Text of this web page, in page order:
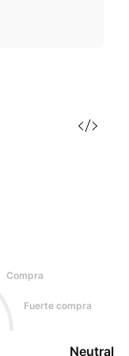
Compra
Fuerte compra
Neutral